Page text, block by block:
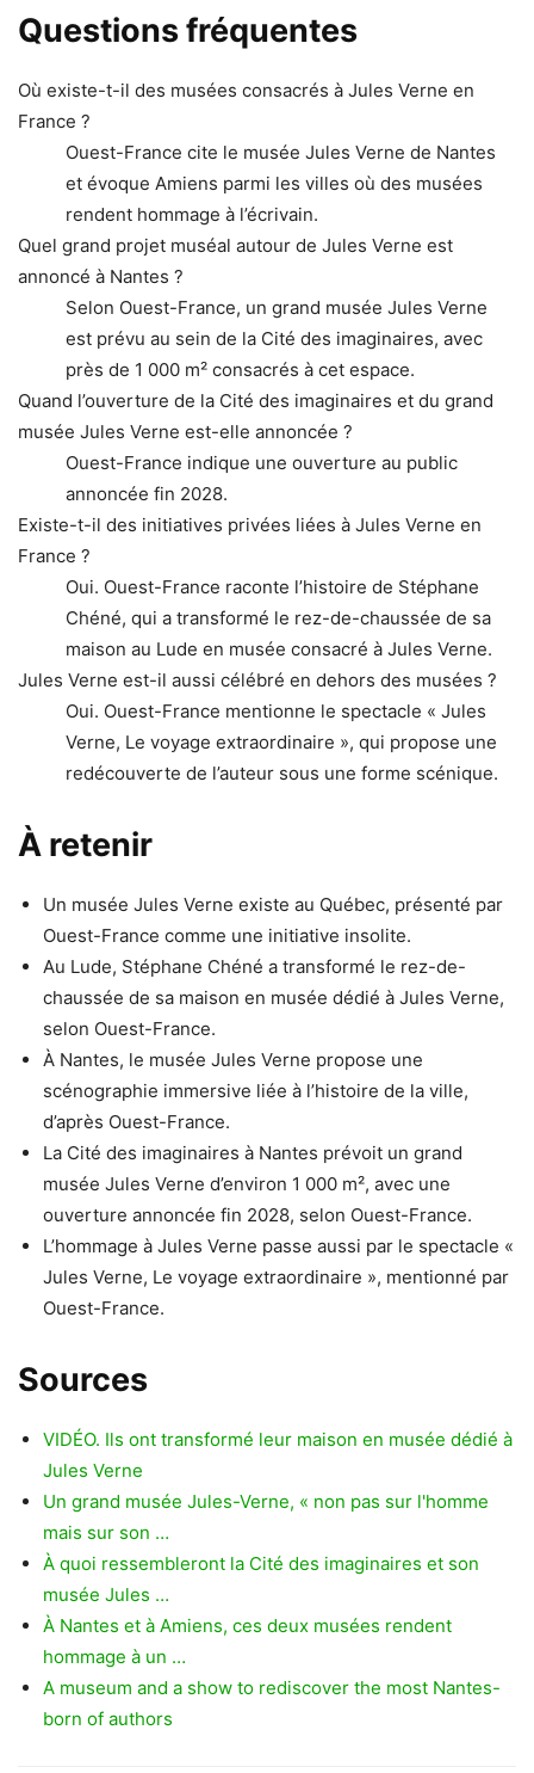
Questions fréquentes
Où existe-t-il des musées consacrés à Jules Verne en
France ?
Ouest-France cite le musée Jules Verne de Nantes
et évoque Amiens parmi les villes où des musées
rendent hommage à l’écrivain.
Quel grand projet muséal autour de Jules Verne est
annoncé à Nantes ?
Selon Ouest-France, un grand musée Jules Verne
est prévu au sein de la Cité des imaginaires, avec
près de 1 000 m² consacrés à cet espace.
Quand l’ouverture de la Cité des imaginaires et du grand
musée Jules Verne est-elle annoncée ?
Ouest-France indique une ouverture au public
annoncée fin 2028.
Existe-t-il des initiatives privées liées à Jules Verne en
France ?
Oui. Ouest-France raconte l’histoire de Stéphane
Chéné, qui a transformé le rez-de-chaussée de sa
maison au Lude en musée consacré à Jules Verne.
Jules Verne est-il aussi célébré en dehors des musées ?
Oui. Ouest-France mentionne le spectacle « Jules
Verne, Le voyage extraordinaire », qui propose une
redécouverte de l’auteur sous une forme scénique.
À retenir
Un musée Jules Verne existe au Québec, présenté par
Ouest-France comme une initiative insolite.
Au Lude, Stéphane Chéné a transformé le rez-de-
chaussée de sa maison en musée dédié à Jules Verne,
selon Ouest-France.
À Nantes, le musée Jules Verne propose une
scénographie immersive liée à l’histoire de la ville,
d’après Ouest-France.
La Cité des imaginaires à Nantes prévoit un grand
musée Jules Verne d’environ 1 000 m², avec une
ouverture annoncée fin 2028, selon Ouest-France.
L’hommage à Jules Verne passe aussi par le spectacle «
Jules Verne, Le voyage extraordinaire », mentionné par
Ouest-France.
Sources
VIDÉO. Ils ont transformé leur maison en musée dédié à
Jules Verne
Un grand musée Jules-Verne, « non pas sur l'homme
mais sur son …
À quoi ressembleront la Cité des imaginaires et son
musée Jules …
À Nantes et à Amiens, ces deux musées rendent
hommage à un …
A museum and a show to rediscover the most Nantes-
born of authors